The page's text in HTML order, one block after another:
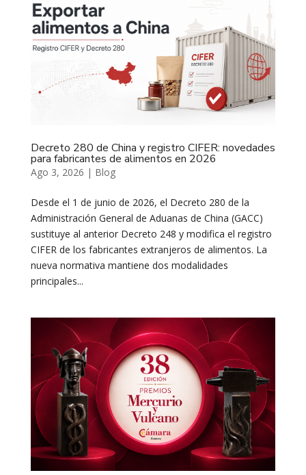
Decreto 280 de China y registro CIFER: novedades
para fabricantes de alimentos en 2026
Ago 3, 2026 | Blog
Desde el 1 de junio de 2026, el Decreto 280 de la
Administración General de Aduanas de China (GACC)
sustituye al anterior Decreto 248 y modifica el registro
CIFER de los fabricantes extranjeros de alimentos. La
nueva normativa mantiene dos modalidades
principales...